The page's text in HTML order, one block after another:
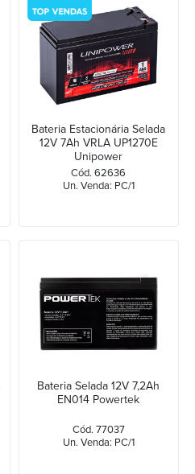
Bateria Estacionária Selada
12V 7Ah VRLA UP1270E
Unipower
Cód. 62636
Un. Venda: PC/1
Bateria Selada 12V 7,2Ah
EN014 Powertek
Cód. 77037
Un. Venda: PC/1